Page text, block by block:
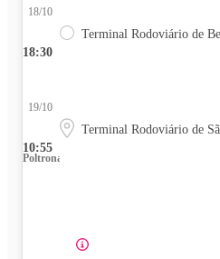
18:30
18/10
Terminal Rodoviário de
10:55
19/10
Terminal Rodoviário de
Poltrona